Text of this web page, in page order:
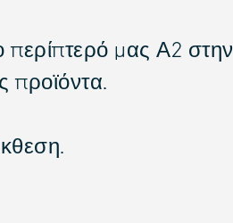
περίπτερό μας Α2 στην
προϊόντα.